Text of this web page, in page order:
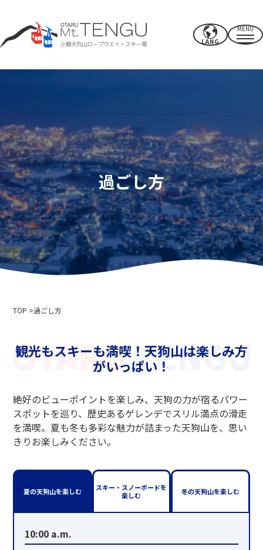
LANG
MENU
夏のアクティビティ
冬のスキー場
CAFE & SHOP
その他
パワースポット・施設
近郊のオススメスポット
過ごし方
イベント情報
アクセス
会社概要
スキー場利用約款
ニセコアンヌプリ国際スキー場
小樽バイン
ニセコ温泉郷いこいの湯宿 いろは
小樽観光協会
テングヤマスノースクール
ザ・グラススタジオ・イン・オタル
過ごし方
TOP 過ごし方
観光もスキーも満喫！天狗山は楽しみ方
がいっぱい！
絶好のビューポイントを楽しみ、天狗の力が宿るパワー
スポットを巡り、歴史あるゲレンデでスリル満点の滑走
を満喫。夏も冬も多彩な魅力が詰まった天狗山を、思い
きりお楽しみください。
夏の天狗山を楽しむ
スキー・スノーボードを
楽しむ
冬の天狗山を楽しむ
10:00 a.m.